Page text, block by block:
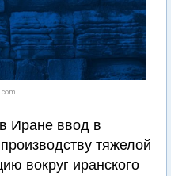
Иране ввод в
тяжелой
вокруг иранского